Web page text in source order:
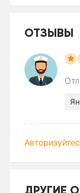
ОТЗЫВЫ
ДРУГИЕ